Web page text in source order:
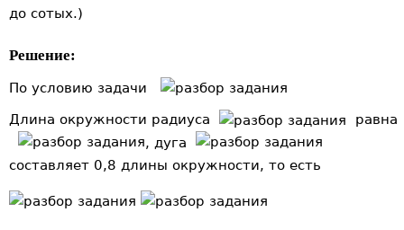
до сотых.)
Решение:
По условию задачи
Длина окружности радиуса
равна
, дуга
составляет 0,8 длины окружности, то есть